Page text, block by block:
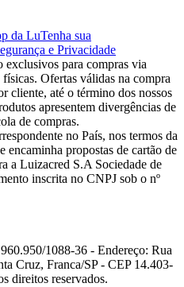
da LuTenha sua
e Privacidade
exclusivos para compras via
Ofertas válidas na compra
cliente, até o término dos nossos
apresentem divergências de
de compras.
no País, nos termos da
propostas de cartão de
a Luizacred S.A Sociedade de
inscrita no CNPJ sob o nº
1088-36 - Endereço: Rua
Cruz, Franca/SP - CEP 14.403-
direitos reservados.